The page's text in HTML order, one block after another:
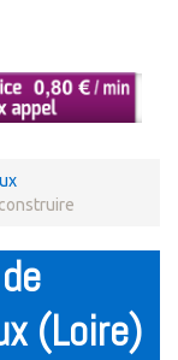
(Loire)